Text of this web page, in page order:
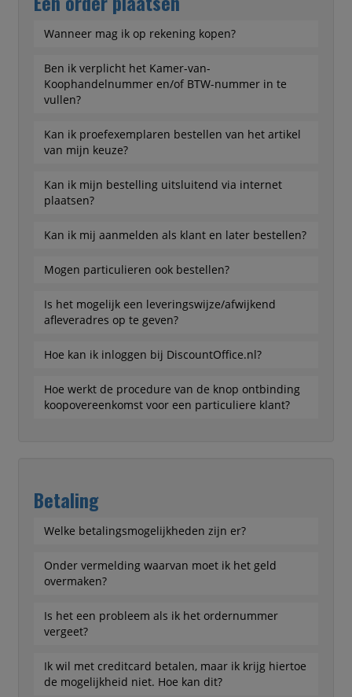
Wanneer mag ik op rekening kopen?
Ben ik verplicht het Kamer-van-
Koophandelnummer en/of BTW-nummer in te
vullen?
Kan ik proefexemplaren bestellen van het artikel
van mijn keuze?
Kan ik mijn bestelling uitsluitend via internet
plaatsen?
Kan ik mij aanmelden als klant en later bestellen?
Mogen particulieren ook bestellen?
Is het mogelijk een leveringswijze/afwijkend
afleveradres op te geven?
Hoe kan ik inloggen bij DiscountOffice.nl?
Hoe werkt de procedure van de knop ontbinding
koopovereenkomst voor een particuliere klant?
Betaling
Welke betalingsmogelijkheden zijn er?
Onder vermelding waarvan moet ik het geld
overmaken?
Is het een probleem als ik het ordernummer
vergeet?
Ik wil met creditcard betalen, maar ik krijg hiertoe
de mogelijkheid niet. Hoe kan dit?